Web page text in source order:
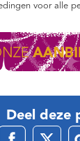
voor alle
Deel deze